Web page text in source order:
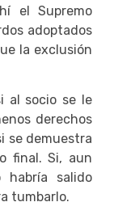
el Supremo
adoptados
la exclusión
al socio se le
derechos
se demuestra
final. Si, aun
salido
tumbarlo.